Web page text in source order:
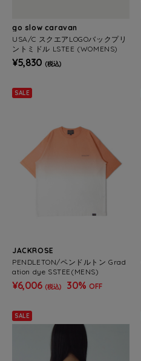
go slow caravan
USA/C スクエアLOGOバックプリ
ントミドル LSTEE (WOMENS)
¥5,830 (税込)
SALE
JACKROSE
PENDLETON/ペンドルトン Grad
ation dye SSTEE(MENS)
¥6,006 (税込) 30% OFF
SALE